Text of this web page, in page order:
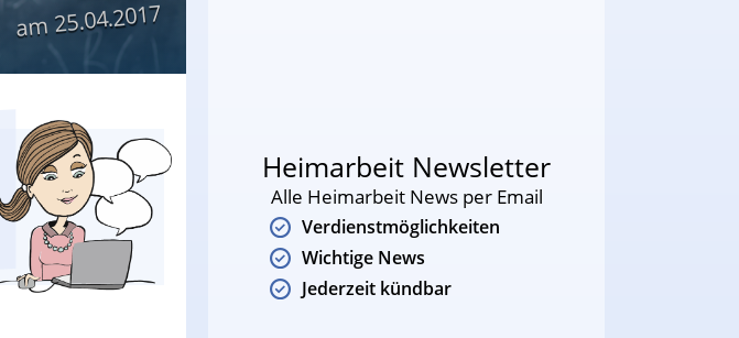
am25.04.2017
Heimarbeit Newsletter
Alle Heimarbeit News per Email
Verdienstmöglichkeiten
Wichtige News
Jederzeit kündbar